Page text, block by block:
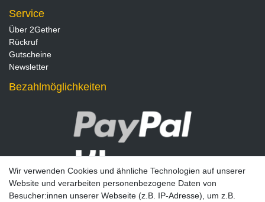
Service
Über 2Gether
Rückruf
Gutscheine
Newsletter
Bezahlmöglichkeiten
Wir verwenden Cookies und ähnliche Technologien auf unserer
Website und verarbeiten personenbezogene Daten von
Besucher:innen unserer Webseite (z.B. IP-Adresse), um z.B.